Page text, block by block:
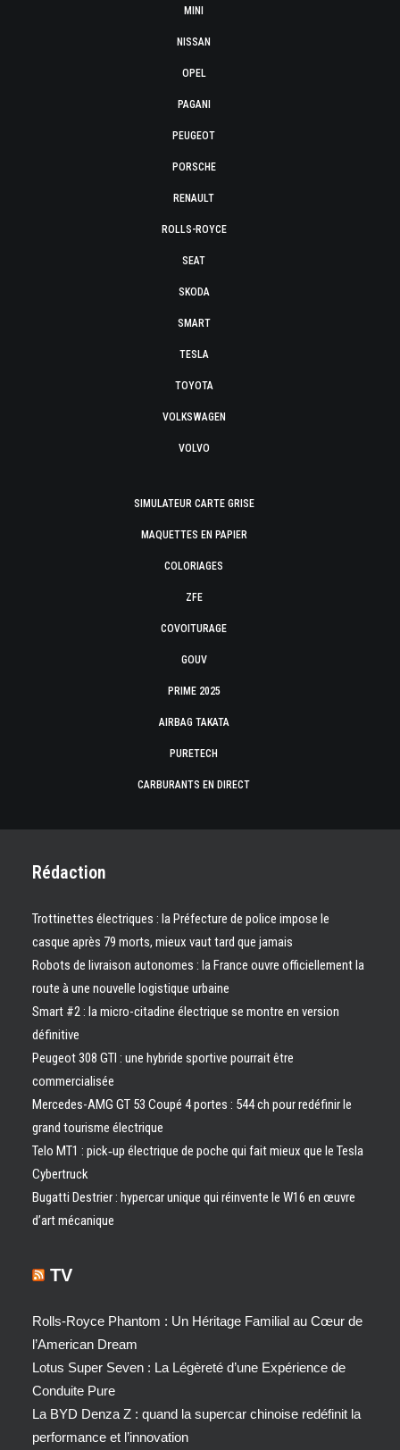
MINI
NISSAN
OPEL
PAGANI
PEUGEOT
PORSCHE
RENAULT
ROLLS-ROYCE
SEAT
SKODA
SMART
TESLA
TOYOTA
VOLKSWAGEN
VOLVO
SIMULATEUR CARTE GRISE
MAQUETTES EN PAPIER
COLORIAGES
ZFE
COVOITURAGE
GOUV
PRIME 2025
AIRBAG TAKATA
PURETECH
CARBURANTS EN DIRECT
Rédaction
Trottinettes électriques : la Préfecture de police impose le
casque après 79 morts, mieux vaut tard que jamais
Robots de livraison autonomes : la France ouvre officiellement la
route à une nouvelle logistique urbaine
Smart #2 : la micro-citadine électrique se montre en version
définitive
Peugeot 308 GTI : une hybride sportive pourrait être
commercialisée
Mercedes-AMG GT 53 Coupé 4 portes : 544 ch pour redéfinir le
grand tourisme électrique
Telo MT1 : pick‑up électrique de poche qui fait mieux que le Tesla
Cybertruck
Bugatti Destrier : hypercar unique qui réinvente le W16 en œuvre
d’art mécanique
TV
Rolls-Royce Phantom : Un Héritage Familial au Cœur de
l’American Dream
Lotus Super Seven : La Légèreté d’une Expérience de
Conduite Pure
La BYD Denza Z : quand la supercar chinoise redéfinit la
performance et l’innovation